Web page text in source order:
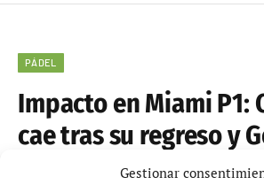
Gestionar
PÁDEL
Impacto en Miami P1:
cae tras su regreso y
acaba hospitalizado